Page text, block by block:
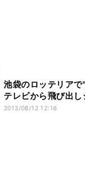
池袋のロッテリア
テレビから飛び出
2013/08/12 12:16